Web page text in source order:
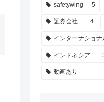
safetywing 5
証券会社 4
インターナショ
インドネシア
動画あり